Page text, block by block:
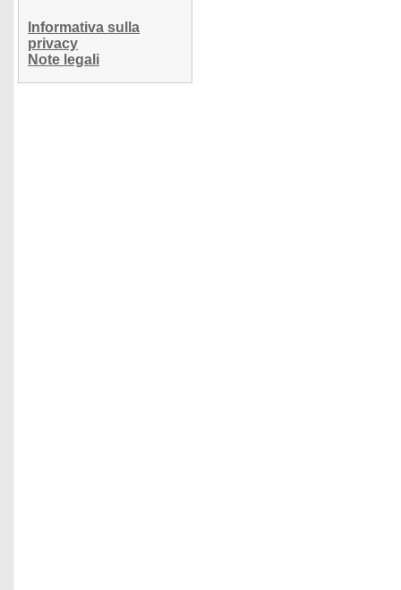
Informativa sulla
privacy
Note legali